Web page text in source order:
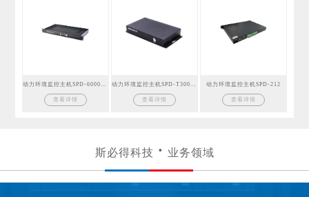
查看详情 查看详情
动力环境监控主机SPD-212
查看详情
斯必得科技 业务领域